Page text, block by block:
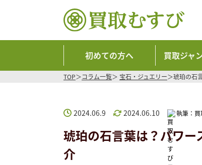
初めての方へ 買取ジャ
TOP コラム一覧 宝石・ジュエリー 琥珀の石
2024.06.9 2024.06.10 執筆：
琥珀の石言葉は？パワ
介